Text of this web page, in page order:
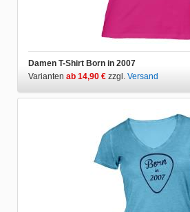
Damen T-Shirt Born in 2007
Varianten ab 14,90 € zzgl. Versand